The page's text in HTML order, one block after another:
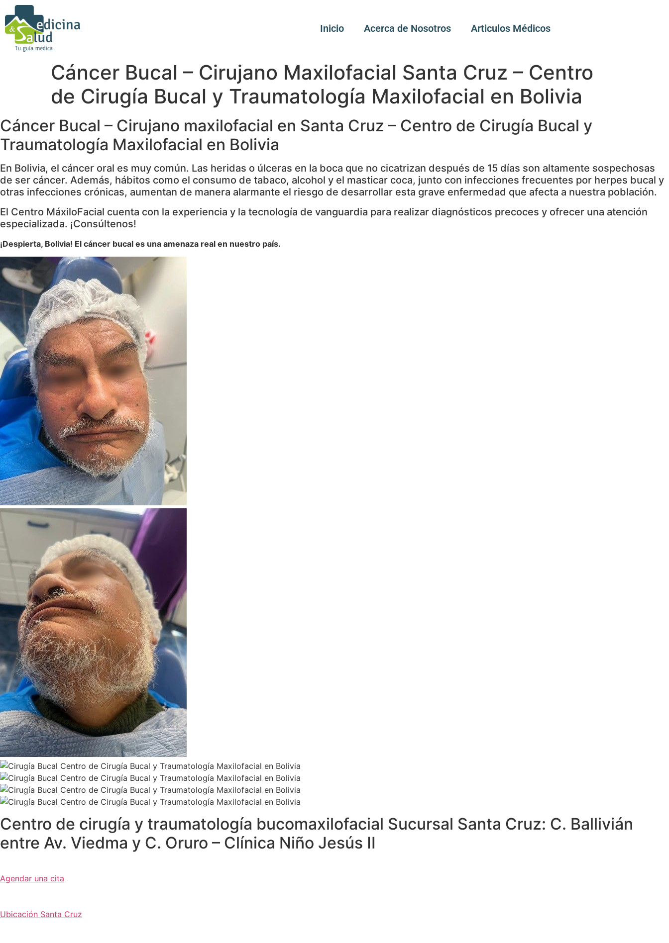
Inicio Acerca de Nosotros Articulos Médicos
Cáncer Bucal – Cirujano Maxilofacial Santa Cruz – Centro
de Cirugía Bucal y Traumatología Maxilofacial en Bolivia
Cáncer Bucal – Cirujano maxilofacial en Santa Cruz – Centro de Cirugía Bucal y
Traumatología Maxilofacial en Bolivia
En Bolivia, el cáncer oral es muy común. Las heridas o úlceras en la boca que no cicatrizan después de 15 días son altamente sospechosas
de ser cáncer. Además, hábitos como el consumo de tabaco, alcohol y el masticar coca, junto con infecciones frecuentes por herpes bucal y
otras infecciones crónicas, aumentan de manera alarmante el riesgo de desarrollar esta grave enfermedad que afecta a nuestra población.
El Centro MáxiloFacial cuenta con la experiencia y la tecnología de vanguardia para realizar diagnósticos precoces y ofrecer una atención
especializada. ¡Consúltenos!
¡Despierta, Bolivia! El cáncer bucal es una amenaza real en nuestro país.
Centro de cirugía y traumatología bucomaxilofacial Sucursal Santa Cruz: C. Ballivián
entre Av. Viedma y C. Oruro – Clínica Niño Jesús II
Agendar una cita
Ubicación Santa Cruz